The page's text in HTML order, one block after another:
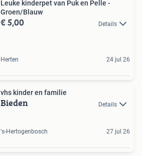
Leuke kinderpet van Puk en Pelle -
Groen/Blauw
€ 5,00 Details
Herten 24 jul 26
vhs kinder en familie
Bieden Details
's-Hertogenbosch 27 jul 26